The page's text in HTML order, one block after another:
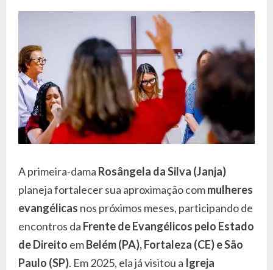
A primeira-dama Rosângela da Silva (Janja)
planeja fortalecer sua aproximação commulheres
evangélicas nos próximos meses, participando de
encontros da Frente de Evangélicos pelo Estado
de Direito emBelém (PA), Fortaleza (CE) e São
Paulo (SP). Em 2025, ela já visitou a Igreja